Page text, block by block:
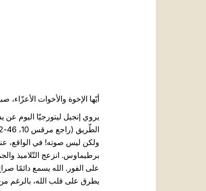
أيّها الإخوة والأخوات الأعزّاء،
يروي إنجيل ليتورجيّا اليوم
على الفور. الله يسمع دائمًا
يطرق على قلب الله، بالرغم من